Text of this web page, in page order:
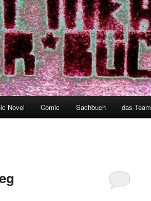
Novel Comic Sachbuch das Team